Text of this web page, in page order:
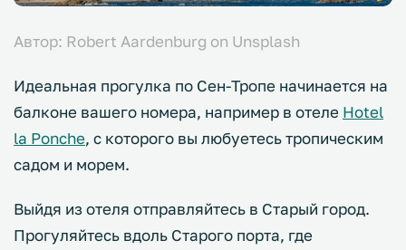
Автор: Robert Aardenburg on Unsplash
Идеальная прогулка по Сен-Тропе начинается на
балконе вашего номера, например в отеле Hotel
la Ponche, с которого вы любуетесь тропическим
садом и морем.
Выйдя из отеля отправляйтесь в Старый город.
Прогуляйтесь вдоль Старого порта, где